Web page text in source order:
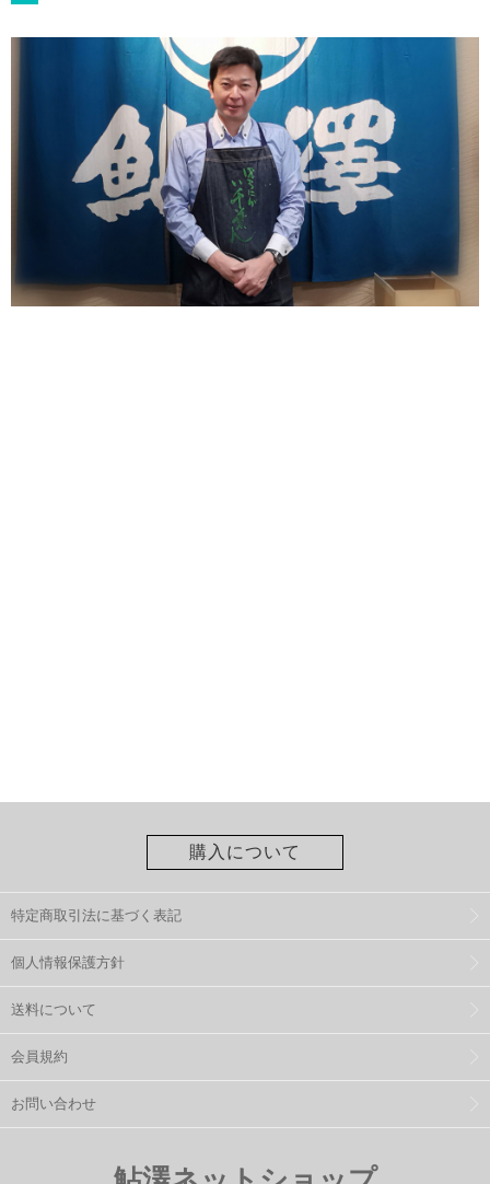
購入について
特定商取引法に基づく表記
個人情報保護方針
送料について
会員規約
お問い合わせ